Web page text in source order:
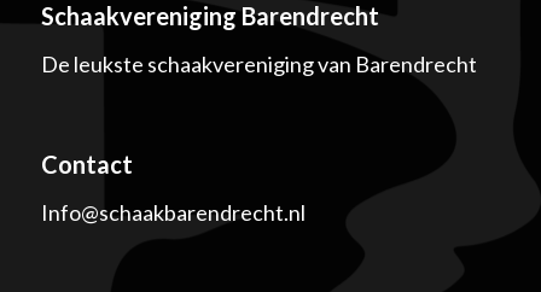
Schaakvereniging Barendrecht
De leukste schaakvereniging van Barendrecht
Contact
Info@schaakbarendrecht.nl